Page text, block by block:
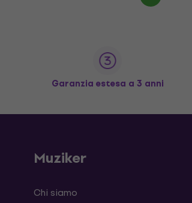
Garanzia estesa a 3 anni
Muziker
Chi siamo